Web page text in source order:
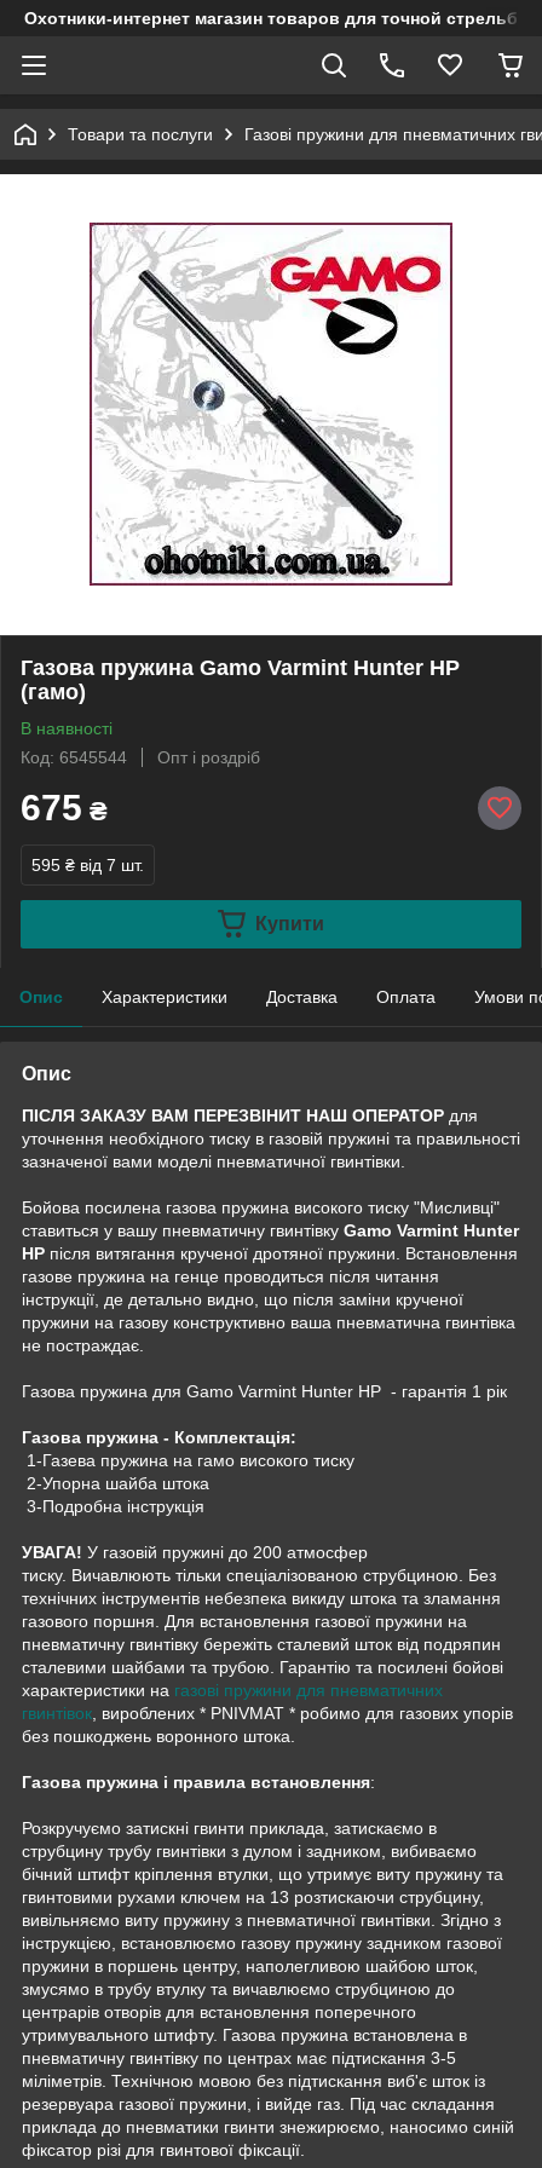
Охотники-интернет магазин товаров для точной стрельбы
Товари та послуги Газові пружини для пневматичних
Газова пружина Gamo Varmint Hunter HP
(гамо)
В наявності
Код: 6545544
Опт і роздріб
675 ₴
595 ₴ від 7 шт.
Купити
Опис Характеристики Доставка Оплата Умови
Опис
ПІСЛЯ ЗАКАЗУ ВАМ ПЕРЕЗВІНИТ НАШ ОПЕРАТОР для
уточнення необхідного тиску в газовій пружині та правильності
зазначеної вами моделі пневматичної гвинтівки.
Бойова посилена газова пружина високого тиску "Мисливці"
ставиться у вашу пневматичну гвинтівку Gamo Varmint Hunter
HP після витягання крученої дротяної пружини. Встановлення
газове пружина на генце проводиться після читання
інструкції, де детально видно, що після заміни крученої
пружини на газову конструктивно ваша пневматична гвинтівка
не постраждає.
Газова пружина для Gamo Varmint Hunter HP - гарантія 1 рік
Газова пружина - Комплектація:
1-Газева пружина на гамо високого тиску
2-Упорна шайба штока
3-Подробна інструкція
УВАГА! У газовій пружині до 200 атмосфер
тиску. Вичавлюють тільки спеціалізованою струбциною. Без
технічних інструментів небезпека викиду штока та зламання
газового поршня. Для встановлення газової пружини на
пневматичну гвинтівку бережіть сталевий шток від подряпин
сталевими шайбами та трубою. Гарантію та посилені бойові
характеристики на газові пружини для пневматичних
гвинтівок , вироблених * PNIVMAT * робимо для газових упорів
без пошкоджень воронного штока.
Газова пружина і правила встановлення:
Розкручуємо затискні гвинти приклада, затискаємо в
струбцину трубу гвинтівки з дулом і задником, вибиваємо
бічний штифт кріплення втулки, що утримує виту пружину та
гвинтовими рухами ключем на 13 розтискаючи струбцину,
вивільняємо виту пружину з пневматичної гвинтівки. Згідно з
інструкцією, встановлюємо газову пружину задником газової
пружини в поршень центру, наполегливою шайбою шток,
змусямо в трубу втулку та вичавлюємо струбциною до
центрарів отворів для встановлення поперечного
утримувального штифту. Газова пружина встановлена в
пневматичну гвинтівку по центрах має підтискання 3-5
міліметрів. Технічною мовою без підтискання виб'є шток із
резервуара газової пружини, і вийде газ. Під час складання
приклада до пневматики гвинти знежирюємо, наносимо синій
фіксатор різі для гвинтової фіксації.